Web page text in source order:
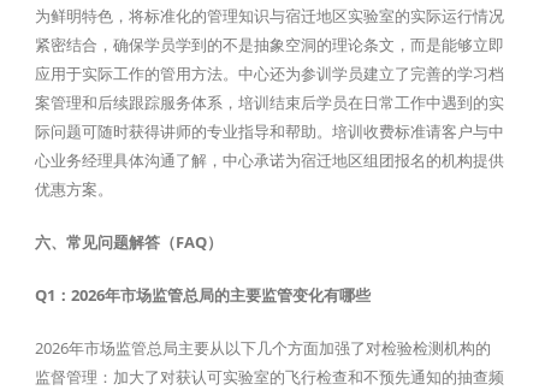
为鲜明特色，将标准化的管理知识与宿迁地区实验室的实际运行情况
紧密结合，确保学员学到的不是抽象空洞的理论条文，而是能够立即
应用于实际工作的管用方法。中心还为参训学员建立了完善的学习档
案管理和后续跟踪服务体系，培训结束后学员在日常工作中遇到的实
际问题可随时获得讲师的专业指导和帮助。培训收费标准请客户与中
心业务经理具体沟通了解，中心承诺为宿迁地区组团报名的机构提供
优惠方案。
六、常见问题解答（FAQ）
Q1：2026年市场监管总局的主要监管变化有哪些
2026年市场监管总局主要从以下几个方面加强了对检验检测机构的
监督管理：加大了对获认可实验室的飞行检查和不预先通知的抽查频